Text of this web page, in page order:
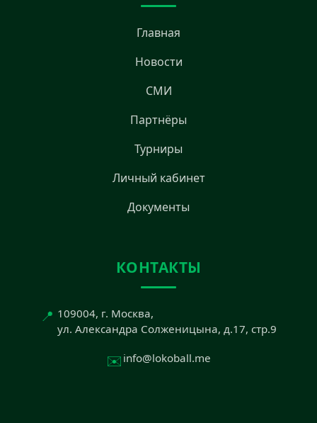
Главная
Новости
СМИ
Партнёры
Турниры
Личный кабинет
Документы
КОНТАКТЫ
📍 109004, г. Москва,
ул. Александра Солженицына, д.17, стр.9
✉️ info@lokoball.me